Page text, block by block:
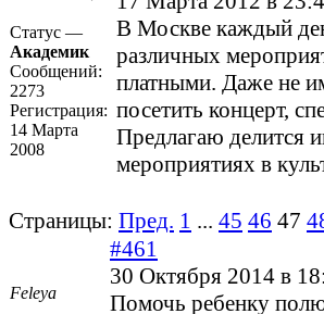
Статус —
Академик
Сообщений:
2273
Регистрация:
14 Марта
2008
В Москве каждый
различных
платными. Даже не
посетить концерт,
Предлагаю делится
мероприятиях в
Страницы: Пред. 1 ... 45 46 47
Feleya
#461
30 Октября 2014 в
Помочь ребенку